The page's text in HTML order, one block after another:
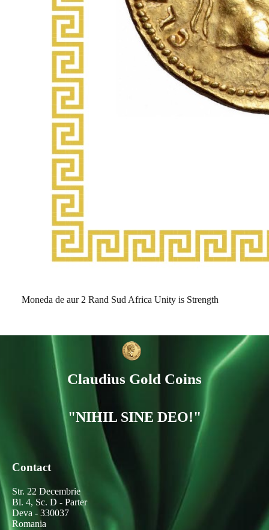
Moneda de aur 2 Rand Sud Africa Unity is Strength
Claudius Gold Coins
"NIHIL SINE DEO!"
Contact
Str. 22 Decembrie
Bl. 4, Sc. D - Parter
Deva - 330037
Romania